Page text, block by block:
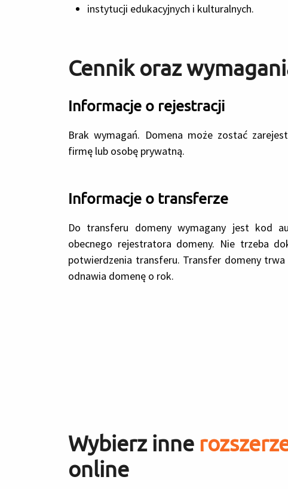
instytucji edukacyjnych i kulturalnych.
Cennik oraz
Informacje o rejestracji
Brak wymagań. Domena może zostać
firmę lub osobę prywatną.
Informacje o transferze
Do transferu domeny wymagany jest kod
obecnego rejestratora domeny. Nie trzeba
potwierdzenia transferu. Transfer domeny
odnawia domenę o rok.
Wybierz inne
online